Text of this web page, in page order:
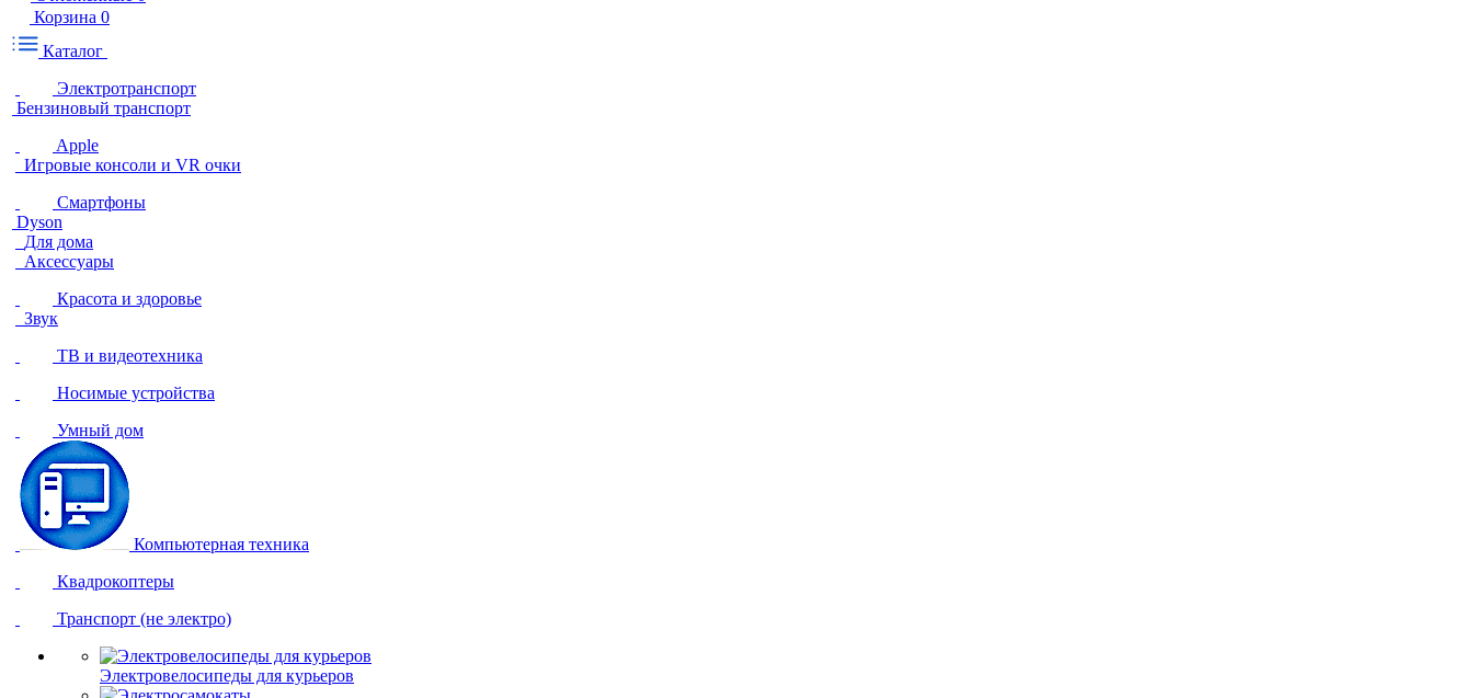
Корзина 0
Каталог
Электротранспорт
Бензиновый транспорт
Apple
Игровые консоли и VR очки
Смартфоны
Dyson
Для дома
Аксессуары
Красота и здоровье
Звук
ТВ и видеотехника
Носимые устройства
Умный дом
Компьютерная техника
Квадрокоптеры
Транспорт (не электро)
Электровелосипеды для курьеров